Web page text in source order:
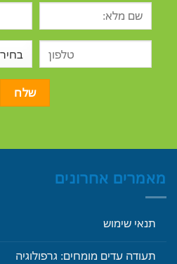
מאמרים אחרונים
תנאי שימוש
תעודה עדים מומחים: גרפולוגיה